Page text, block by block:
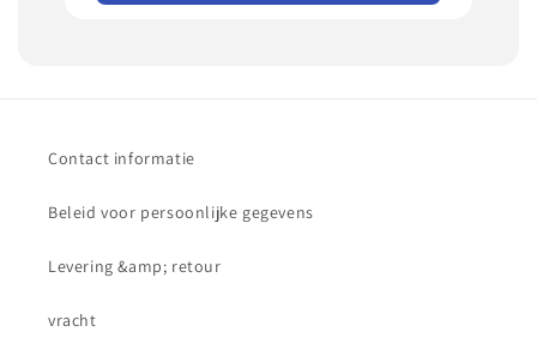
Contact informatie
Beleid voor persoonlijke gegevens
Levering &amp; retour
vracht